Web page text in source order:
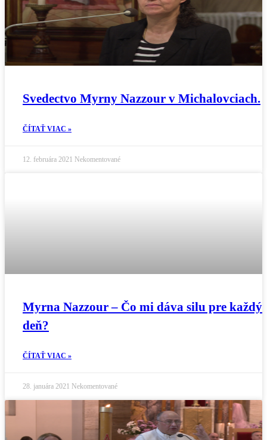
Svedectvo Myrny Nazzour v Michalovciach.
ČÍTAŤ VIAC »
12. februára 2021 Nekomentované
Myrna Nazzour – Čo mi dáva silu pre každý
deň?
ČÍTAŤ VIAC »
28. januára 2021 Nekomentované